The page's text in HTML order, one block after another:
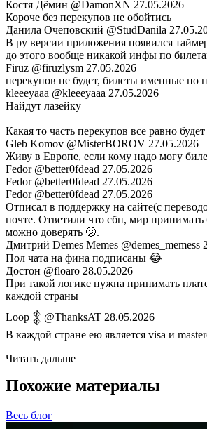
Костя Дёмин @DamonXN 27.05.2026
Короче без перекупов не обойтись
Данила Очеповский @StudDanila
В ру версии приложения появился
до этого вообще никакой инфы по
Firuz @firuzlysm 27.05.2026
перекупов не будет, билеты именные по
kleeeyaaa @kleeeyaaa 27.05.2026
Найдут лазейку
Какая то часть перекупов все равно будет
Gleb Komov @MisterBOROV 27.05.2026
Живу в Европе, если кому надо могу
Fedor @better0fdead 27.05.2026
Fedor @better0fdead 27.05.2026
Fedor @better0fdead 27.05.2026
Отписал в поддержку на сайте(с
почте. Ответили что сбп, мир принимать
можно доверять 🫤.
Дмитрий Demes Memes @demes_memess
Пол чата на фина подписаны 😂
Достон @floaro 28.05.2026
При такой логике нужна принимать
каждой страны
Loop 𒉭 @ThanksAT 28.05.2026
В каждой стране ею является visa и
Читать дальше
Похожие материалы
Весь блог